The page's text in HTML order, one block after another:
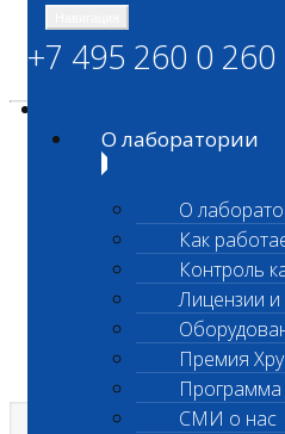
ШАНС
Независимая
+7 495 260 0 260
О лаборатории
О
Как
Контроль
Лицензии и
Премия
Программа
СМИ о нас